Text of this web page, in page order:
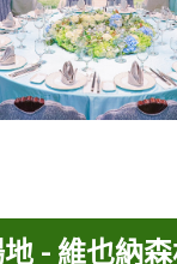
- 維也納